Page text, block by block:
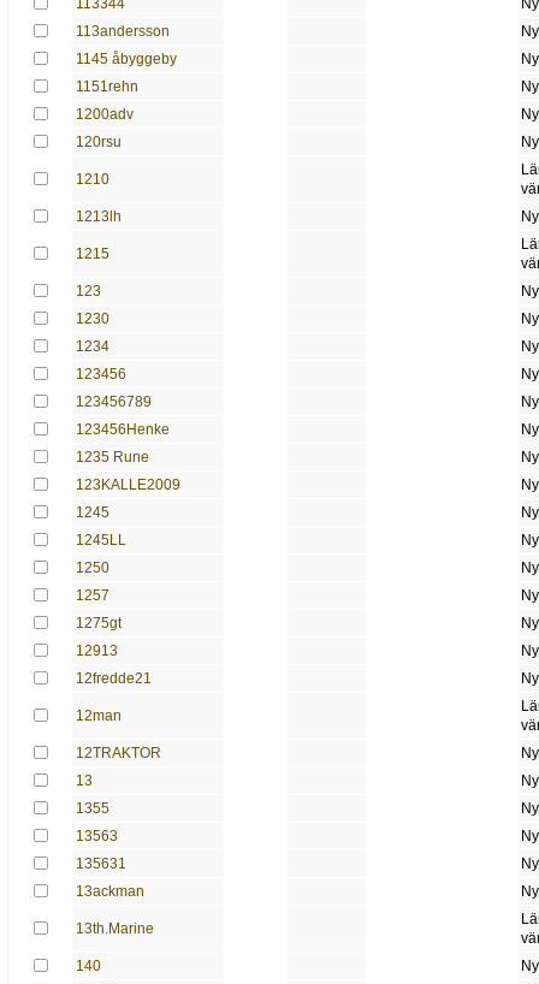
113344
113andersson
1145 åbyggeby
1151rehn
1200adv
120rsu
1210
1213lh
1215
123
1230
1234
123456
123456789
123456Henke
1235 Rune
123KALLE2009
1245
1245LL
1250
1257
1275gt
12913
12fredde21
12man
12TRAKTOR
13
1355
13563
135631
13ackman
13th.Marine
140